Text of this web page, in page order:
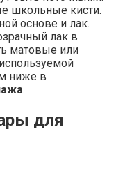
школьные кисти.
основе и лак.
лак в
матовые или
ниже в
.
для